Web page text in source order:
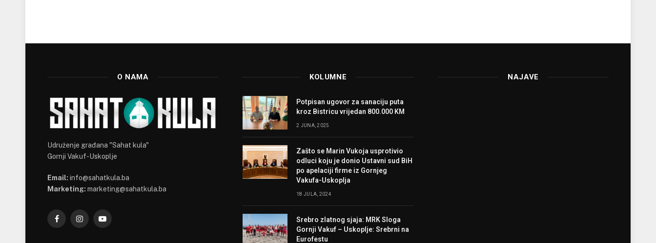
O NAMA
Udruženje građana "Sahat kula"
Gornji Vakuf-Uskoplje
Email: info@sahatkula.ba
Marketing: marketing@sahatkula.ba
FacebookInstagramYouTube
KOLUMNE
Potpisan ugovor za sanaciju puta
kroz Bistricu vrijedan 800.000 KM
2 JUNA, 2025
Zašto se Marin Vukoja usprotivio
odluci koju je donio Ustavni sud BiH
po apelaciji firme iz Gornjeg
Vakufa-Uskoplja
18 JULA, 2024
Srebro zlatnog sjaja: MRK Sloga
Gornji Vakuf – Uskoplje: Srebrni na
Eurofestu
NAJAVE